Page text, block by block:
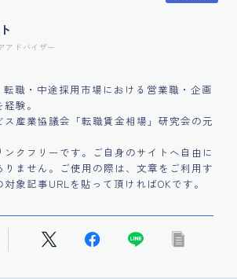
アドバイザー
転職・中途採用市場における営業職・企画
験。
産業協議会「転職賃金相場」研究会の元
クフリーです。ご自身のサイトへ自由に
りません。ご使用の際は、文章をご利用す
象記事URLを貼って頂ければOKです。